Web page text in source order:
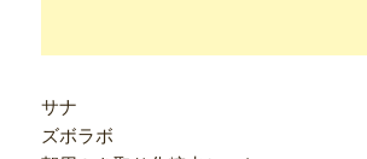
サナ
ズボラボ